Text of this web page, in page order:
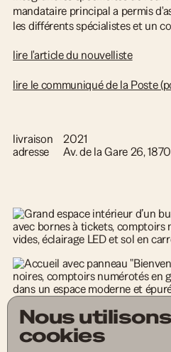
mandataire principal a permis
les différents spécialistes et un
lire l'article du nouvelliste
lire le communiqué de la Poste
livraison
2021
adresse
Av. de la Gare 26,
Nous
cookies